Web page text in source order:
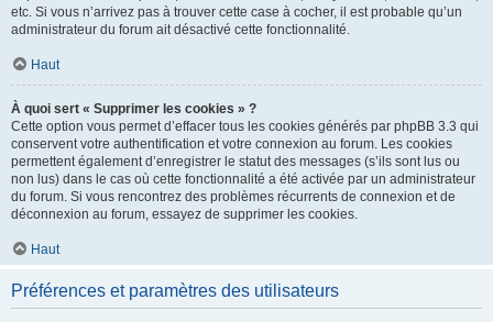
etc. Si vous n’arrivez pas à trouver cette case à cocher, il est probable qu’un
administrateur du forum ait désactivé cette fonctionnalité.
Haut
À quoi sert « Supprimer les cookies » ?
Cette option vous permet d’effacer tous les cookies générés par phpBB 3.3 qui
conservent votre authentification et votre connexion au forum. Les cookies
permettent également d’enregistrer le statut des messages (s’ils sont lus ou
non lus) dans le cas où cette fonctionnalité a été activée par un administrateur
du forum. Si vous rencontrez des problèmes récurrents de connexion et de
déconnexion au forum, essayez de supprimer les cookies.
Haut
Préférences et paramètres des utilisateurs